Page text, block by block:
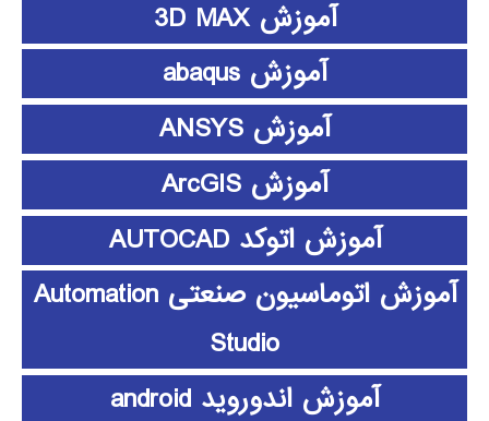
آموزش 3D MAX
آموزش abaqus
آموزش ANSYS
آموزش ArcGIS
آموزش اتوکد AUTOCAD
آموزش اتوماسیون صنعتی Automation
Studio
آموزش اندوروید android